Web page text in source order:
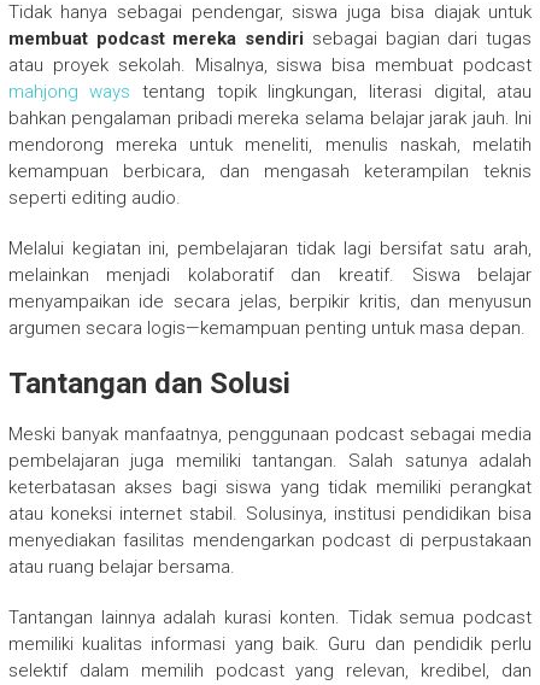
Tidak hanya sebagai pendengar, siswa juga bisa diajak untuk
membuat podcast mereka sendiri sebagai bagian dari tugas
atau proyek sekolah. Misalnya, siswa bisa membuat podcast
mahjong ways tentang topik lingkungan, literasi digital, atau
bahkan pengalaman pribadi mereka selama belajar jarak jauh. Ini
mendorong mereka untuk meneliti, menulis naskah, melatih
kemampuan berbicara, dan mengasah keterampilan teknis
seperti editing audio.
Melalui kegiatan ini, pembelajaran tidak lagi bersifat satu arah,
melainkan menjadi kolaboratif dan kreatif. Siswa belajar
menyampaikan ide secara jelas, berpikir kritis, dan menyusun
argumen secara logis—kemampuan penting untuk masa depan.
Tantangan dan Solusi
Meski banyak manfaatnya, penggunaan podcast sebagai media
pembelajaran juga memiliki tantangan. Salah satunya adalah
keterbatasan akses bagi siswa yang tidak memiliki perangkat
atau koneksi internet stabil. Solusinya, institusi pendidikan bisa
menyediakan fasilitas mendengarkan podcast di perpustakaan
atau ruang belajar bersama.
Tantangan lainnya adalah kurasi konten. Tidak semua podcast
memiliki kualitas informasi yang baik. Guru dan pendidik perlu
selektif dalam memilih podcast yang relevan, kredibel, dan